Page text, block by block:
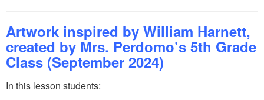
Artwork inspired by William Harnett,
created by Mrs. Perdomo’s 5th Grade
Class (September 2024)
In this lesson students: